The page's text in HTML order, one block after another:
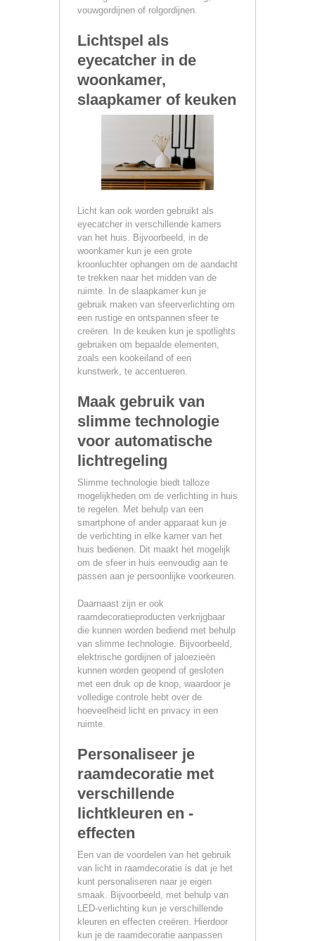
vouwgordijnen of rolgordijnen.
Lichtspel als
eyecatcher in de
woonkamer,
slaapkamer of keuken
Licht kan ook worden gebruikt als
eyecatcher in verschillende kamers
van het huis. Bijvoorbeeld, in de
woonkamer kun je een grote
kroonluchter ophangen om de aandacht
te trekken naar het midden van de
ruimte. In de slaapkamer kun je
gebruik maken van sfeerverlichting om
een rustige en ontspannen sfeer te
creëren. In de keuken kun je spotlights
gebruiken om bepaalde elementen,
zoals een kookeiland of een
kunstwerk, te accentueren.
Maak gebruik van
slimme technologie
voor automatische
lichtregeling
Slimme technologie biedt talloze
mogelijkheden om de verlichting in huis
te regelen. Met behulp van een
smartphone of ander apparaat kun je
de verlichting in elke kamer van het
huis bedienen. Dit maakt het mogelijk
om de sfeer in huis eenvoudig aan te
passen aan je persoonlijke voorkeuren.
Daarnaast zijn er ook
raamdecoratieproducten verkrijgbaar
die kunnen worden bediend met behulp
van slimme technologie. Bijvoorbeeld,
elektrische gordijnen of jaloezieën
kunnen worden geopend of gesloten
met een druk op de knop, waardoor je
volledige controle hebt over de
hoeveelheid licht en privacy in een
ruimte.
Personaliseer je
raamdecoratie met
verschillende
lichtkleuren en -
effecten
Een van de voordelen van het gebruik
van licht in raamdecoratie is dat je het
kunt personaliseren naar je eigen
smaak. Bijvoorbeeld, met behulp van
LED-verlichting kun je verschillende
kleuren en effecten creëren. Hierdoor
kun je de raamdecoratie aanpassen